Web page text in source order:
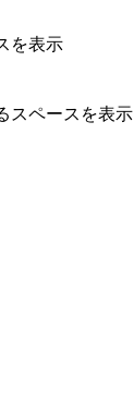
を表示
スペースを表示